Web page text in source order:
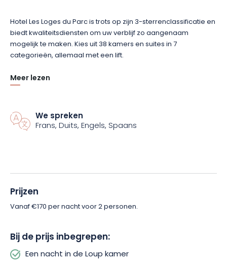
Hotel Les Loges du Parc is trots op zijn 3-sterrenclassificatie en
biedt kwaliteitsdiensten om uw verblijf zo aangenaam
mogelijk te maken. Kies uit 38 kamers en suites in 7
categorieën, allemaal met een lift.
Kom met z’n tweeën een nacht doorbrengen in het
bergen, het zwembad of het meer, of ontspan gewoon in het
privé bubbelbad.
hotel. Boek dusnu je arrangement en kom genieten van de
prachtige natuurwerken van de Vogezenfotograaf Vincent
Munier.
Meer lezen
We spreken
Frans, Duits, Engels, Spaans
Prijzen
Vanaf €170 per nacht voor 2 personen.
Bij de prijs inbegrepen:
Een nacht in de Loup kamer